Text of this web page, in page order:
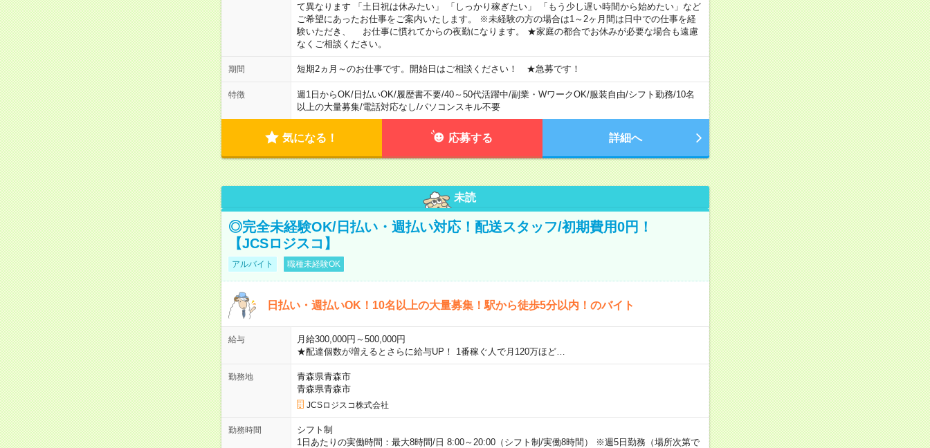
て異なります 「土日祝は休みたい」 「しっかり稼ぎたい」 「もう少し遅い時間から始めたい」など
ご希望にあったお仕事をご案内いたします。 ※未経験の方の場合は1～2ヶ月間は日中での仕事を経
験いただき、 お仕事に慣れてからの夜勤になります。 ★家庭の都合でお休みが必要な場合も遠慮
なくご相談ください。
期間 短期2ヵ月～のお仕事です。開始日はご相談ください！ ★急募です！
特徴 週1日からOK/日払いOK/履歴書不要/40～50代活躍中/副業・WワークOK/服装自由/シフト勤務/10名
以上の大量募集/電話対応なし/パソコンスキル不要
気になる！ 応募する 詳細へ
未読
◎完全未経験OK/日払い・週払い対応！配送スタッフ/初期費用0円！
【JCSロジスコ】
アルバイト 職種未経験OK
日払い・週払いOK！10名以上の大量募集！駅から徒歩5分以内！のバイト
給与
月給300,000円～500,000円
★配達個数が増えるとさらに給与UP！ 1番稼ぐ人で月120万ほど…
勤務地
青森県青森市
青森県青森市
JCSロジスコ株式会社
勤務時間
シフト制
1日あたりの実働時間：最大8時間/日 8:00～20:00（シフト制/実働8時間） ※週5日勤務（場所次第で